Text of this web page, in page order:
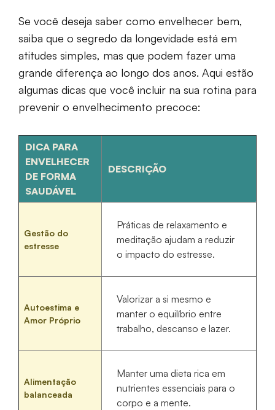
Se você deseja saber como envelhecer bem,
saiba que o segredo da longevidade está em
atitudes simples, mas que podem fazer uma
grande diferença ao longo dos anos. Aqui estão
algumas dicas que você incluir na sua rotina para
prevenir o envelhecimento precoce:
DICA PARA
ENVELHECER
DE FORMA
SAUDÁVEL
DESCRIÇÃO
Gestão do
estresse
Práticas de relaxamento e
meditação ajudam a reduzir
o impacto do estresse.
Autoestima e
Amor Próprio
Valorizar a si mesmo e
manter o equilíbrio entre
trabalho, descanso e lazer.
Alimentação
balanceada
Manter uma dieta rica em
nutrientes essenciais para o
corpo e a mente.